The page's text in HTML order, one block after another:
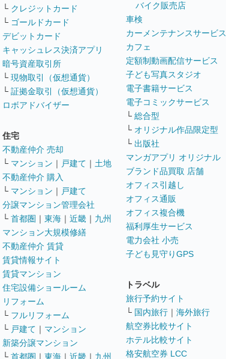
└ クレジットカード
└ ゴールドカード
デビットカード
キャッシュレス決済アプリ
暗号資産取引所
└ 現物取引（仮想通貨）
└ 証拠金取引（仮想通貨）
ロボアドバイザー
住宅
不動産仲介 売却
└ マンション ｜ 戸建て ｜ 土地
不動産仲介 購入
└ マンション ｜ 戸建て
分譲マンション管理会社
└ 首都圏 ｜ 東海 ｜ 近畿 ｜ 九州
マンション大規模修繕
不動産仲介 賃貸
賃貸情報サイト
賃貸マンション
住宅設備ショールーム
リフォーム
└ フルリフォーム
└ 戸建て ｜ マンション
新築分譲マンション
└ 首都圏 ｜ 東海 ｜ 近畿 ｜ 九州
バイク販売店
車検
カーメンテナンスサービス
カフェ
定額制動画配信サービス
子ども写真スタジオ
電子書籍サービス
電子コミックサービス
└ 総合型
└ オリジナル作品限定型
└ 出版社
マンガアプリ オリジナル
ブランド品買取 店舗
オフィス引越し
オフィス通販
オフィス複合機
福利厚生サービス
電力会社 小売
子ども見守りGPS
トラベル
旅行予約サイト
└ 国内旅行 ｜ 海外旅行
航空券比較サイト
ホテル比較サイト
格安航空券 LCC